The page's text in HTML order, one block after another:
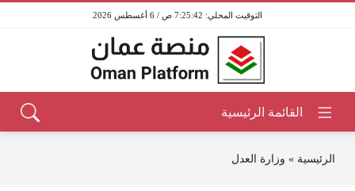
7:25:42 ص / 6 أغسطس 2026
الرئيسية » وزارة العدل